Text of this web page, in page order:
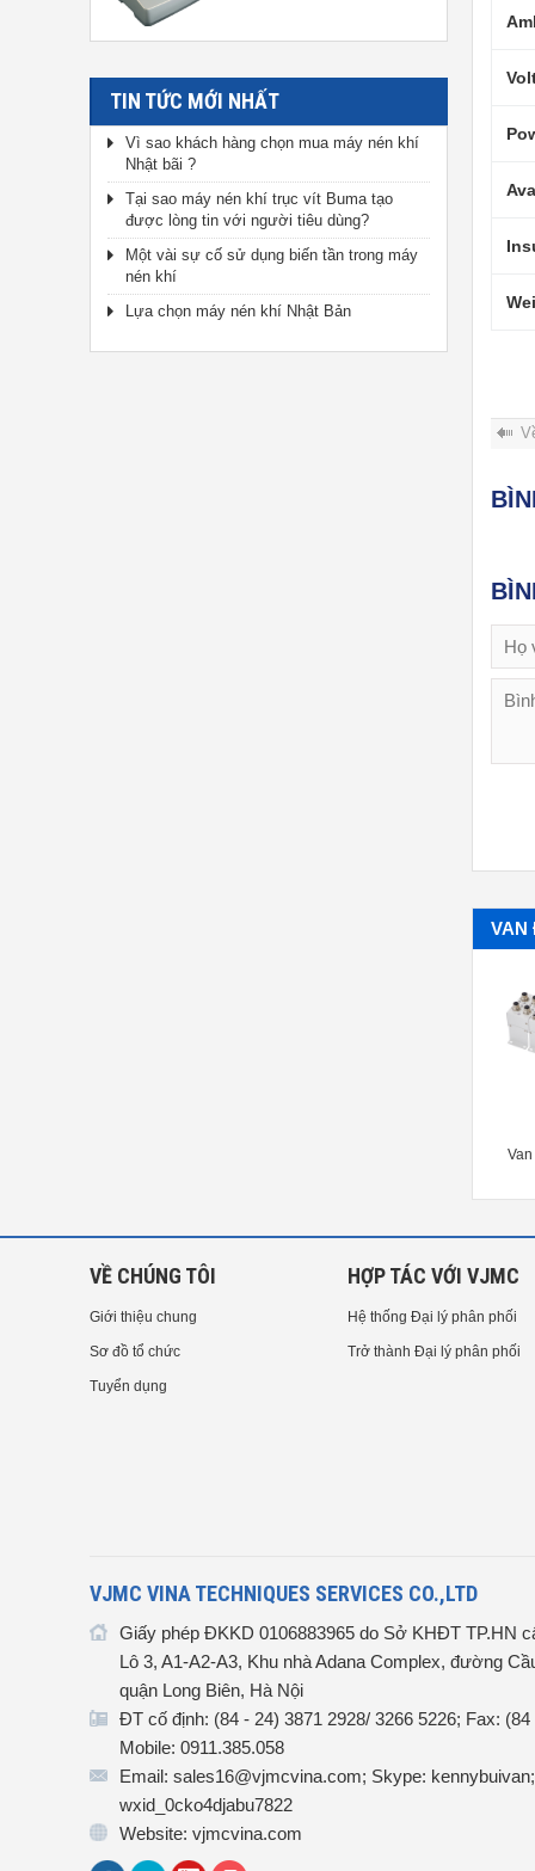
TIN TỨC MỚI NHẤT
Vì sao khách hàng chọn mua máy nén khí
Nhật bãi ?
Tại sao máy nén khí trục vít Buma tạo
được lòng tin với người tiêu dùng?
Một vài sự cố sử dụng biến tần trong máy
nén khí
Lựa chọn máy nén khí Nhật Bản
VAN
VỀ CHÚNG TÔI
Giới thiệu chung
Sơ đồ tổ chức
Tuyển dụng
HỢP TÁC VỚI VJMC
Hệ thống Đại lý phân phối
Trở thành Đại lý phân phối
VJMC VINA TECHNIQUES SERVICES CO.,LTD
Giấy phép ĐKKD 0106883965 do Sở KHĐT TP.HN
Lô 3, A1-A2-A3, Khu nhà Adana Complex, đường
quận Long Biên, Hà Nội
ĐT cố định: (84 - 24) 3871 2928/ 3266 5226; Fax:
Mobile: 0911.385.058
Email: sales16@vjmcvina.com; Skype:
wxid_0cko4djabu7822
Website: vjmcvina.com